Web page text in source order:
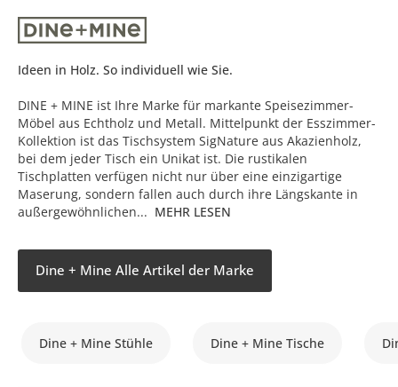
Ideen in Holz. So individuell wie Sie.
DINE + MINE ist Ihre Marke für markante Speisezimmer-
Möbel aus Echtholz und Metall. Mittelpunkt der Esszimmer-
Kollektion ist das Tischsystem SigNature aus Akazienholz,
bei dem jeder Tisch ein Unikat ist. Die rustikalen
Tischplatten verfügen nicht nur über eine einzigartige
Maserung, sondern fallen auch durch ihre Längskante in
außergewöhnlichen... MEHR LESEN
Dine + Mine Alle Artikel der Marke
Dine + Mine Stühle Dine + Mine Tische